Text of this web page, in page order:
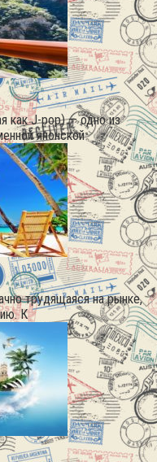
как J-pop) — одно из
японской
трудящаяся на рынке,
К